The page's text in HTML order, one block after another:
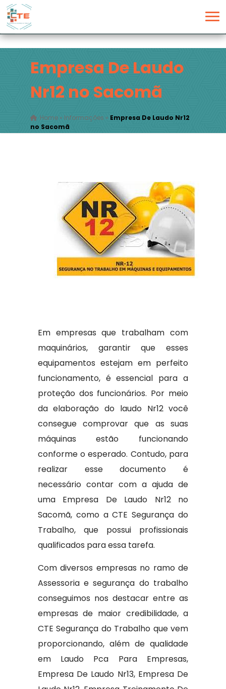
Empresa De Laudo
Nr12 no Sacomã
Home» Informações » Empresa De Laudo Nr12
no Sacomã
Em empresas que trabalham com
maquinários, garantir que esses
equipamentos estejam em perfeito
funcionamento, é essencial para a
proteção dos funcionários. Por meio
da elaboração do laudo Nr12 você
consegue comprovar que as suas
máquinas estão funcionando
conforme o esperado. Contudo, para
realizar esse documento é
necessário contar com a ajuda de
uma Empresa De Laudo Nr12 no
Sacomã, como a CTE Segurança do
Trabalho, que possui profissionais
qualificados para essa tarefa.
Com diversos empresas no ramo de
Assessoria e segurança do trabalho
conseguimos nos destacar entre as
empresas de maior credibilidade, a
CTE Segurança do Trabalho que vem
proporcionando, além de qualidade
em Laudo Pca Para Empresas,
Empresa De Laudo Nr13, Empresa De